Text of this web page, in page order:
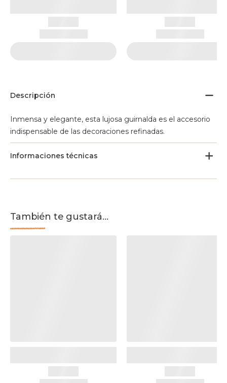
Descripción
Inmensa y elegante, esta lujosa guirnalda es el accesorio
indispensable de las decoraciones refinadas.
Informaciones técnicas
También te gustará...